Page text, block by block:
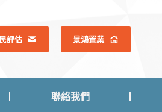
評估 景鴻置業
聯絡我們